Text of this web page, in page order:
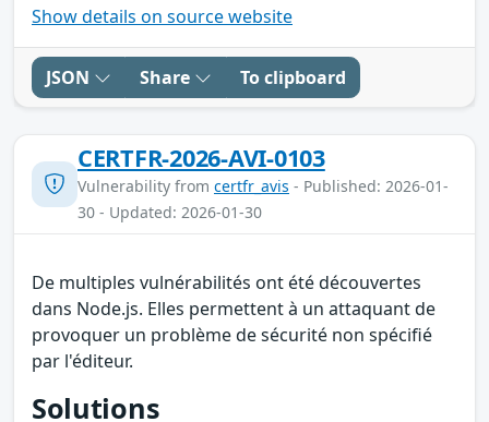
Show details on source website
JSON Share To clipboard
CERTFR-2026-AVI-0103
Vulnerability from certfr_avis - Published: 2026-01-
30 - Updated: 2026-01-30
De multiples vulnérabilités ont été découvertes
dans Node.js. Elles permettent à un attaquant de
provoquer un problème de sécurité non spécifié
par l'éditeur.
Solutions